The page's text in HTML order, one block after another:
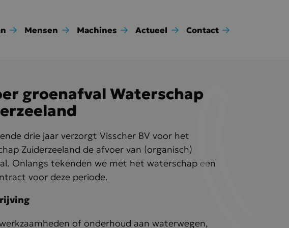
Mensen Machines Actueel Contact
groenafval Waterschap
drie jaar verzorgt Visscher BV voor het
Zuiderzeeland de afvoer van (organisch)
Onlangs tekenden we met het waterschap een
voor deze periode.
of onderhoud aan waterwegen,